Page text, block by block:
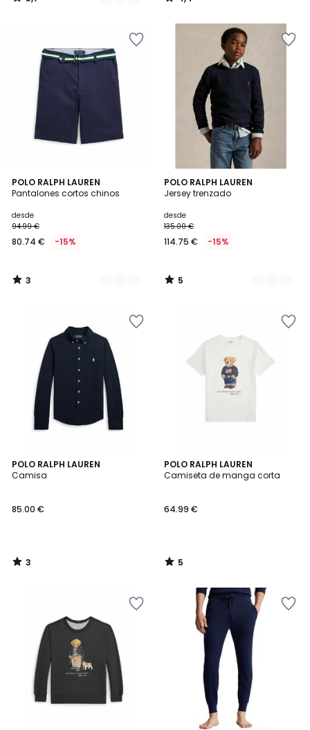
/
/
POLO RALPH LAUREN
Pantalones cortos chinos
desde
94.99 €
80.74 € -15%
3
/
2
Colores
3
/
POLO RALPH LAUREN
Jersey trenzado
desde
135.00 €
114.75 € -15%
5
/
2
Colores
5
/
POLO RALPH LAUREN
Camisa
85.00 €
3
/
3
/
POLO RALPH LAUREN
Camiseta de manga corta
64.99 €
5
/
5
/